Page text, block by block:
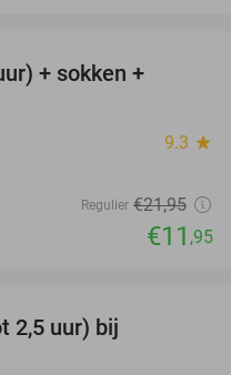
+ sokken +
9.3 star
Regulier €21,95
€11 ,95
2,5 uur) bij